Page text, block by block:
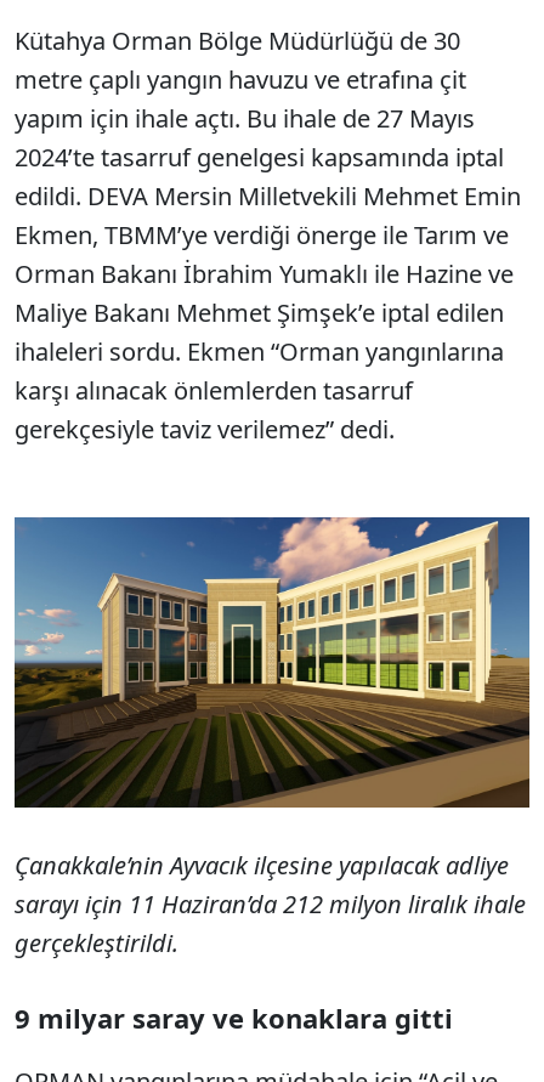
Sesi Aç
Kütahya Orman Bölge Müdürlüğü de 30
metre çaplı yangın havuzu ve etrafına çit
yapım için ihale açtı. Bu ihale de 27 Mayıs
2024’te tasarruf genelgesi kapsamında iptal
edildi. DEVA Mersin Milletvekili Mehmet Emin
Ekmen, TBMM’ye verdiği önerge ile Tarım ve
Orman Bakanı İbrahim Yumaklı ile Hazine ve
Maliye Bakanı Mehmet Şimşek’e iptal edilen
ihaleleri sordu. Ekmen “Orman yangınlarına
karşı alınacak önlemlerden tasarruf
gerekçesiyle taviz verilemez” dedi.
Çanakkale’nin Ayvacık ilçesine yapılacak adliye
sarayı için 11 Haziran’da 212 milyon liralık ihale
gerçekleştirildi.
9 milyar saray ve konaklara gitti